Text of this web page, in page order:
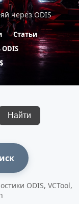
через ODIS
Статьи
Найти
ODIS, VCTool,